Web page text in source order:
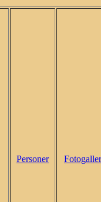
Personer